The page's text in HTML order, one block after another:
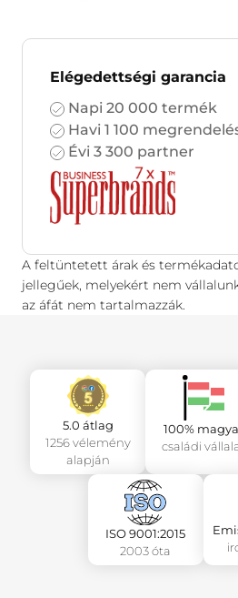
Elégedettségi garancia
Napi 20 000 termék
Havi 1 100
Évi 3 300 partner
A feltüntetett árak és
jellegűek, melyekért nem
az áfát nem tartalmazzák.
5.0 átlag
1256 vélemény
alapján
100%
családi
ISO 9001:2015
2003 óta